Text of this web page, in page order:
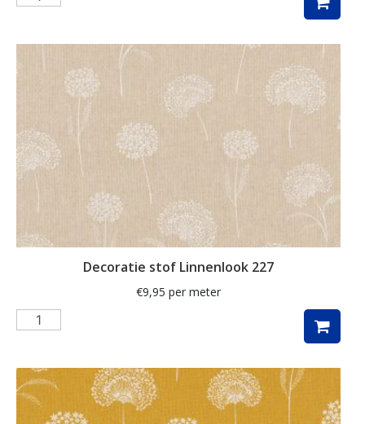
herfstbladeren
herten
hertje
hollands
huizen
ijsbeer
indoor
Decoratie stof Linnenlook 227
€9,95 per meter